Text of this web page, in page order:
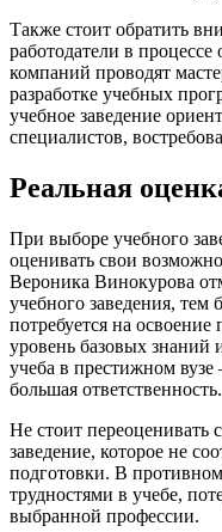
Также стоит обратить
работодатели в
компаний проводят
разработке учебных
учебное заведение
специалистов,
Реальная
При выборе учебного
оценивать свои
Вероника Винокурова
учебного заведения,
потребуется на
уровень базовых знаний
учеба в престижном вузе
большая ответственность.
Не стоит переоценивать
заведение, которое не
подготовки. В
трудностями в учебе,
выбранной профессии.